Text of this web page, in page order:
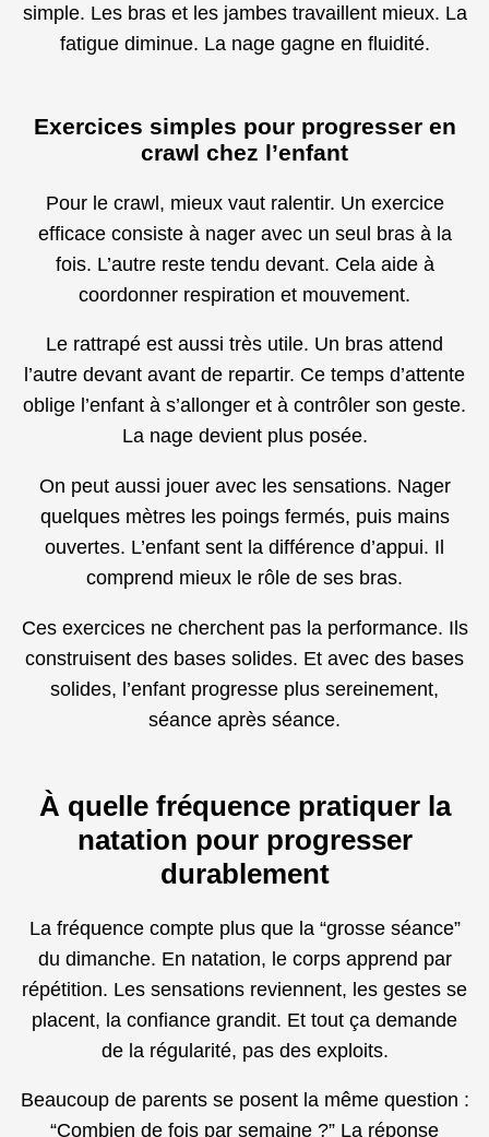
simple. Les bras et les jambes travaillent mieux. La
fatigue diminue. La nage gagne en fluidité.
Exercices simples pour progresser en
crawl chez l’enfant
Pour le crawl, mieux vaut ralentir. Un exercice
efficace consiste à nager avec un seul bras à la
fois. L’autre reste tendu devant. Cela aide à
coordonner respiration et mouvement.
Le rattrapé est aussi très utile. Un bras attend
l’autre devant avant de repartir. Ce temps d’attente
oblige l’enfant à s’allonger et à contrôler son geste.
La nage devient plus posée.
On peut aussi jouer avec les sensations. Nager
quelques mètres les poings fermés, puis mains
ouvertes. L’enfant sent la différence d’appui. Il
comprend mieux le rôle de ses bras.
Ces exercices ne cherchent pas la performance. Ils
construisent des bases solides. Et avec des bases
solides, l’enfant progresse plus sereinement,
séance après séance.
À quelle fréquence pratiquer la
natation pour progresser
durablement
La fréquence compte plus que la “grosse séance”
du dimanche. En natation, le corps apprend par
répétition. Les sensations reviennent, les gestes se
placent, la confiance grandit. Et tout ça demande
de la régularité, pas des exploits.
Beaucoup de parents se posent la même question :
“Combien de fois par semaine ?” La réponse